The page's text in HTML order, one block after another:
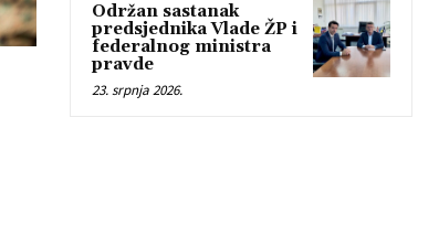
Održan sastanak
predsjednika Vlade ŽP i
federalnog ministra
pravde
23. srpnja 2026.